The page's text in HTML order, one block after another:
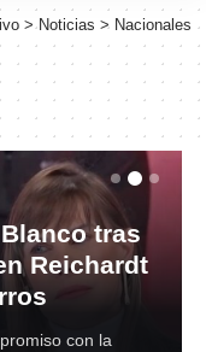
> Noticias > Nacionales
tras
Reichardt
con la